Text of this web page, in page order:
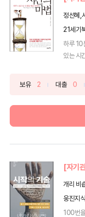
정선혜,
21세기
하루 10
있는 시
보유 2 대출 0
[자기
개리 비
웅진지
100번